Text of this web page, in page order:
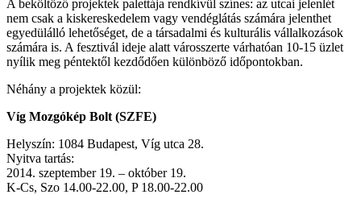
A beköltöző projektek palettája rendkívül színes: az utcai jelenlét
nem csak a kiskereskedelem vagy vendéglátás számára jelenthet
egyedülálló lehetőséget, de a társadalmi és kulturális vállalkozások
számára is. A fesztivál ideje alatt városszerte várhatóan 10-15 üzlet
nyílik meg péntektől kezdődően különböző időpontokban.
Néhány a projektek közül:
Víg Mozgókép Bolt (SZFE)
Helyszín: 1084 Budapest, Víg utca 28.
Nyitva tartás:
2014. szeptember 19. – október 19.
K-Cs, Szo 14.00-22.00, P 18.00-22.00